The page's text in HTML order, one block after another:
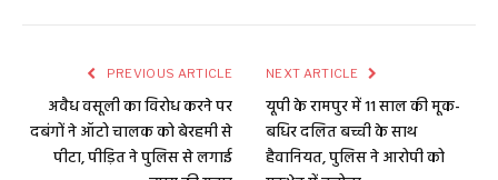
PREVIOUS ARTICLE
अवैध वसूली का विरोध करने पर
दबंगों ने ऑटो चालक को बेरहमी से
पीटा, पीड़ित ने पुलिस से लगाई
NEXT ARTICLE
यूपी के रामपुर में 11 साल की मूक-
बधिर दलित बच्ची के साथ
हैवानियत, पुलिस ने आरोपी को